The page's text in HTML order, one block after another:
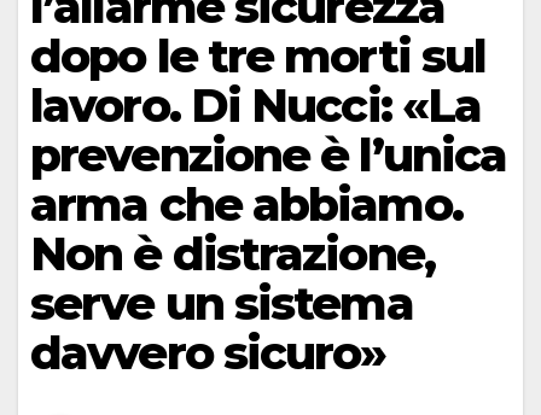
dopo le tre morti sul
lavoro. Di Nucci: «La
prevenzione è l’unica
arma che abbiamo.
Non è distrazione,
serve un sistema
davvero sicuro»